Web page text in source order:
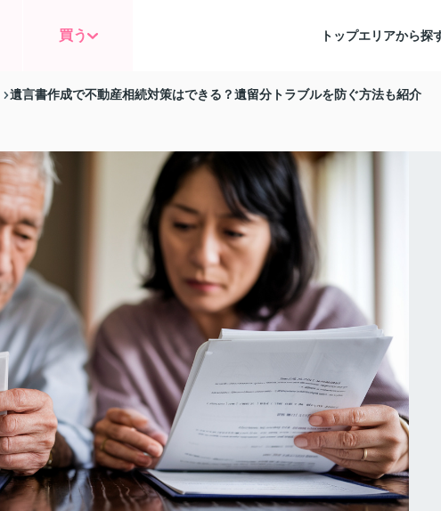
買う トップエリアから探
遺言書作成で不動産相続対策はできる？遺留分トラブルを防ぐ方法も紹介